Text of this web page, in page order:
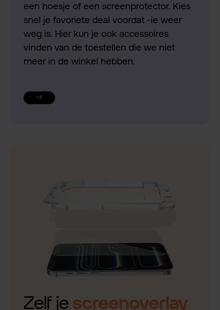
een hoesje of een screenprotector. Kies
snel je favoriete deal voordat -ie weer
weg is. Hier kun je ook accessoires
vinden van de toestellen die we niet
meer in de winkel hebben.
Zelf je screenoverlay